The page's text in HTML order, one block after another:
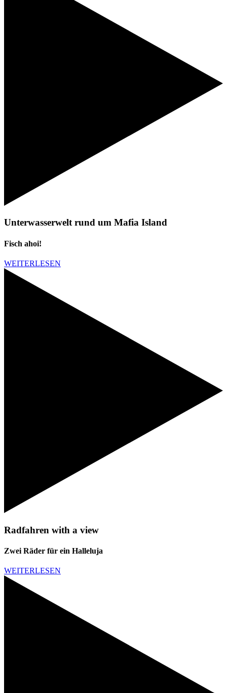
Unterwasserwelt rund um Mafia Island
Fisch ahoi!
WEITERLESEN
Radfahren with a view
Zwei Räder für ein Halleluja
WEITERLESEN